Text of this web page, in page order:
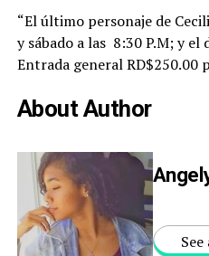
“El último personaje de
y sábado a las 8:30 P.M; y el
Entrada general RD$250.00
About Author